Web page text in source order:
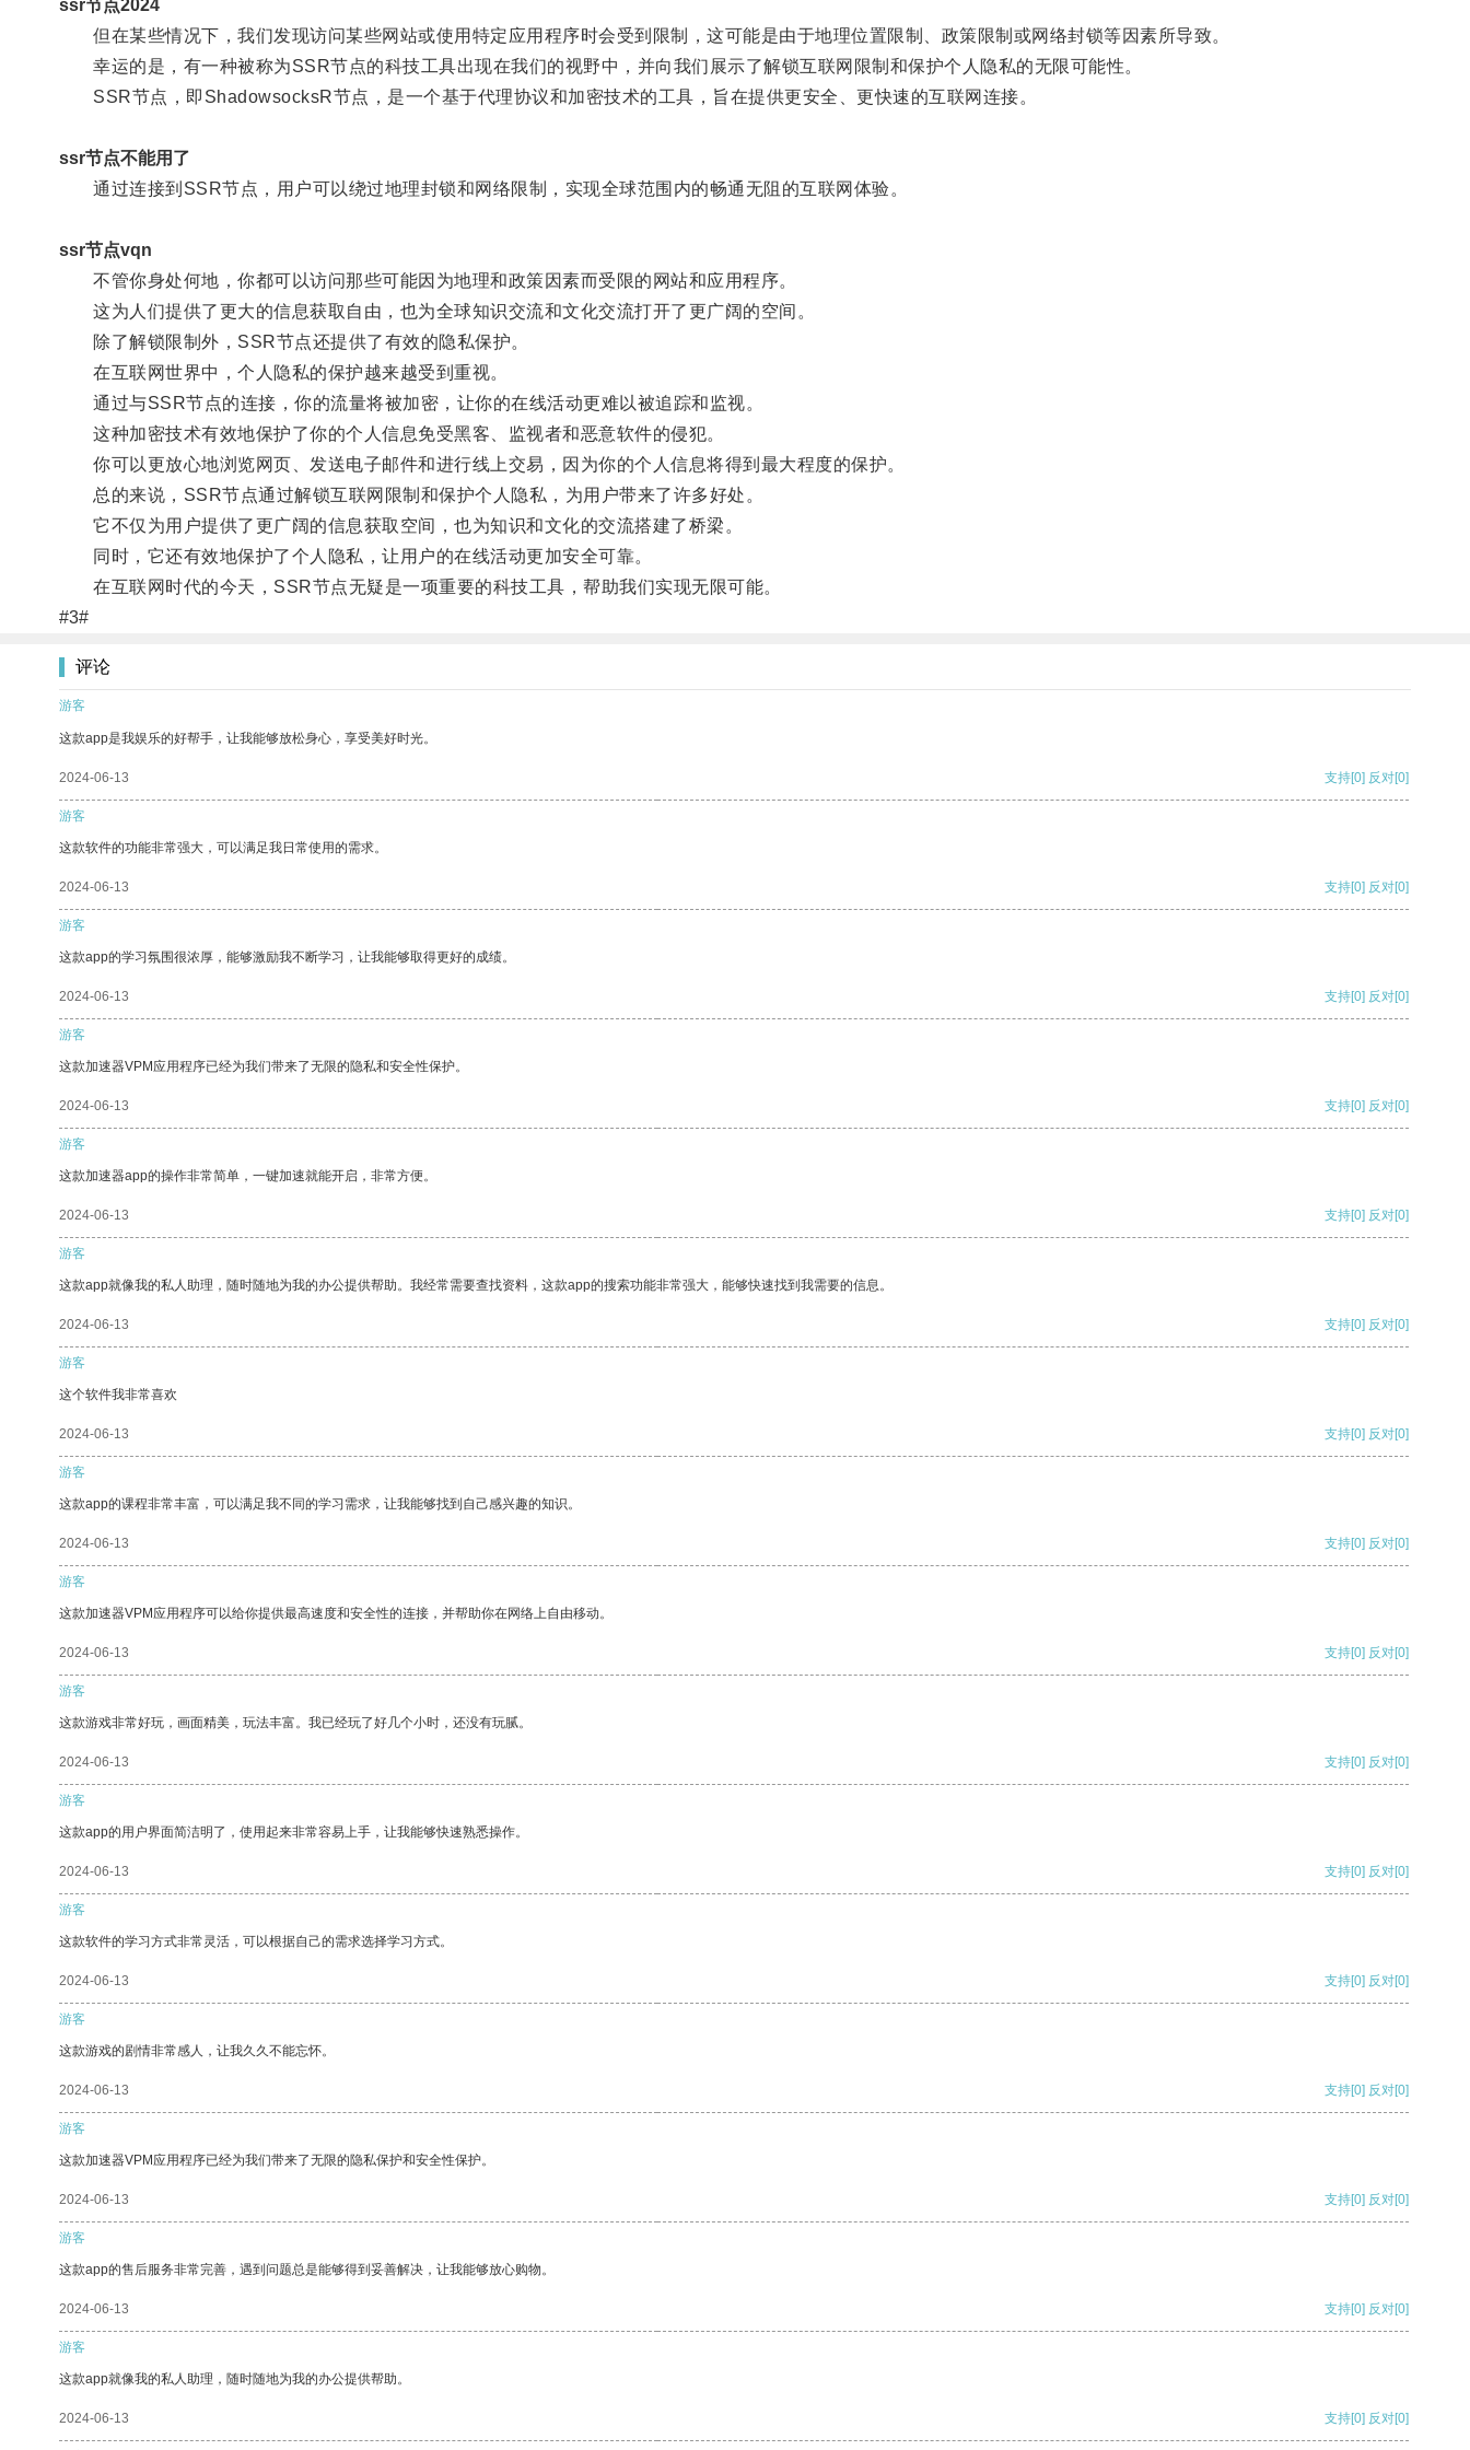
ssr节点2024
但在某些情况下，我们发现访问某些网站或使用特定应用程序时会受到限制，这可能是由于地理位置限制、政策限制或网络封锁等因素所导致。
幸运的是，有一种被称为SSR节点的科技工具出现在我们的视野中，并向我们展示了解锁互联网限制和保护个人隐私的无限可能性。
SSR节点，即ShadowsocksR节点，是一个基于代理协议和加密技术的工具，旨在提供更安全、更快速的互联网连接。
ssr节点不能用了
通过连接到SSR节点，用户可以绕过地理封锁和网络限制，实现全球范围内的畅通无阻的互联网体验。
ssr节点vqn
不管你身处何地，你都可以访问那些可能因为地理和政策因素而受限的网站和应用程序。
这为人们提供了更大的信息获取自由，也为全球知识交流和文化交流打开了更广阔的空间。
除了解锁限制外，SSR节点还提供了有效的隐私保护。
在互联网世界中，个人隐私的保护越来越受到重视。
通过与SSR节点的连接，你的流量将被加密，让你的在线活动更难以被追踪和监视。
这种加密技术有效地保护了你的个人信息免受黑客、监视者和恶意软件的侵犯。
你可以更放心地浏览网页、发送电子邮件和进行线上交易，因为你的个人信息将得到最大程度的保护。
总的来说，SSR节点通过解锁互联网限制和保护个人隐私，为用户带来了许多好处。
它不仅为用户提供了更广阔的信息获取空间，也为知识和文化的交流搭建了桥梁。
同时，它还有效地保护了个人隐私，让用户的在线活动更加安全可靠。
在互联网时代的今天，SSR节点无疑是一项重要的科技工具，帮助我们实现无限可能。
#3#
评论
游客
这款app是我娱乐的好帮手，让我能够放松身心，享受美好时光。
2024-06-13 支持[0] 反对[0]
游客
这款软件的功能非常强大，可以满足我日常使用的需求。
2024-06-13 支持[0] 反对[0]
游客
这款app的学习氛围很浓厚，能够激励我不断学习，让我能够取得更好的成绩。
2024-06-13 支持[0] 反对[0]
游客
这款加速器VPM应用程序已经为我们带来了无限的隐私和安全性保护。
2024-06-13 支持[0] 反对[0]
游客
这款加速器app的操作非常简单，一键加速就能开启，非常方便。
2024-06-13 支持[0] 反对[0]
游客
这款app就像我的私人助理，随时随地为我的办公提供帮助。我经常需要查找资料，这款app的搜索功能非常强大，能够快速找到我需要的信息。
2024-06-13 支持[0] 反对[0]
游客
这个软件我非常喜欢
2024-06-13 支持[0] 反对[0]
游客
这款app的课程非常丰富，可以满足我不同的学习需求，让我能够找到自己感兴趣的知识。
2024-06-13 支持[0] 反对[0]
游客
这款加速器VPM应用程序可以给你提供最高速度和安全性的连接，并帮助你在网络上自由移动。
2024-06-13 支持[0] 反对[0]
游客
这款游戏非常好玩，画面精美，玩法丰富。我已经玩了好几个小时，还没有玩腻。
2024-06-13 支持[0] 反对[0]
游客
这款app的用户界面简洁明了，使用起来非常容易上手，让我能够快速熟悉操作。
2024-06-13 支持[0] 反对[0]
游客
这款软件的学习方式非常灵活，可以根据自己的需求选择学习方式。
2024-06-13 支持[0] 反对[0]
游客
这款游戏的剧情非常感人，让我久久不能忘怀。
2024-06-13 支持[0] 反对[0]
游客
这款加速器VPM应用程序已经为我们带来了无限的隐私保护和安全性保护。
2024-06-13 支持[0] 反对[0]
游客
这款app的售后服务非常完善，遇到问题总是能够得到妥善解决，让我能够放心购物。
2024-06-13 支持[0] 反对[0]
游客
这款app就像我的私人助理，随时随地为我的办公提供帮助。
2024-06-13 支持[0] 反对[0]